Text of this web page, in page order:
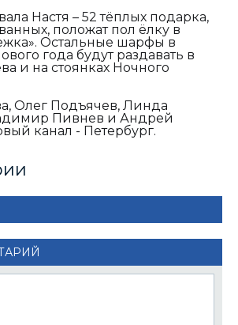
Настя – 52 тёплых подарка,
положат пол ёлку в
Остальные шарфы в
года будут раздавать в
и на стоянках Ночного
Олег Подъячев, Линда
Пивнев и Андрей
канал - Петербург.